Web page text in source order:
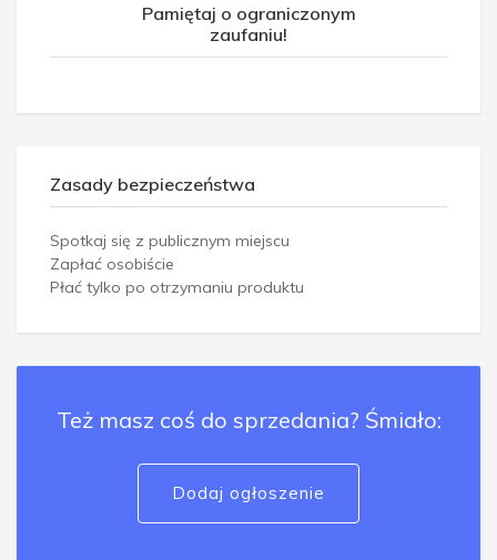
Pamiętaj o ograniczonym
zaufaniu!
Zasady bezpieczeństwa
Spotkaj się z publicznym miejscu
Zapłać osobiście
Płać tylko po otrzymaniu produktu
Też masz coś do sprzedania? Śmiało:
Dodaj ogłoszenie